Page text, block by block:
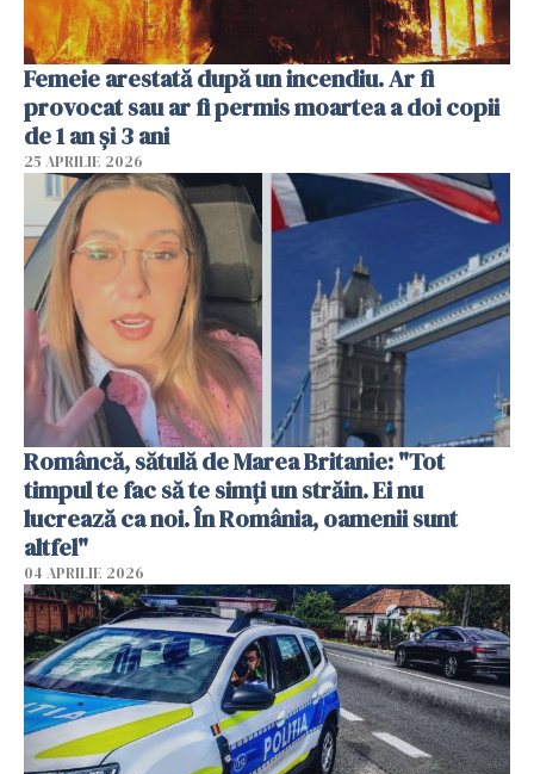
Femeie arestată după un incendiu. Ar fi
provocat sau ar fi permis moartea a doi copii
de 1 an și 3 ani
25 APRILIE 2026
Româncă, sătulă de Marea Britanie: "Tot
timpul te fac să te simți un străin. Ei nu
lucrează ca noi. În România, oamenii sunt
altfel"
04 APRILIE 2026